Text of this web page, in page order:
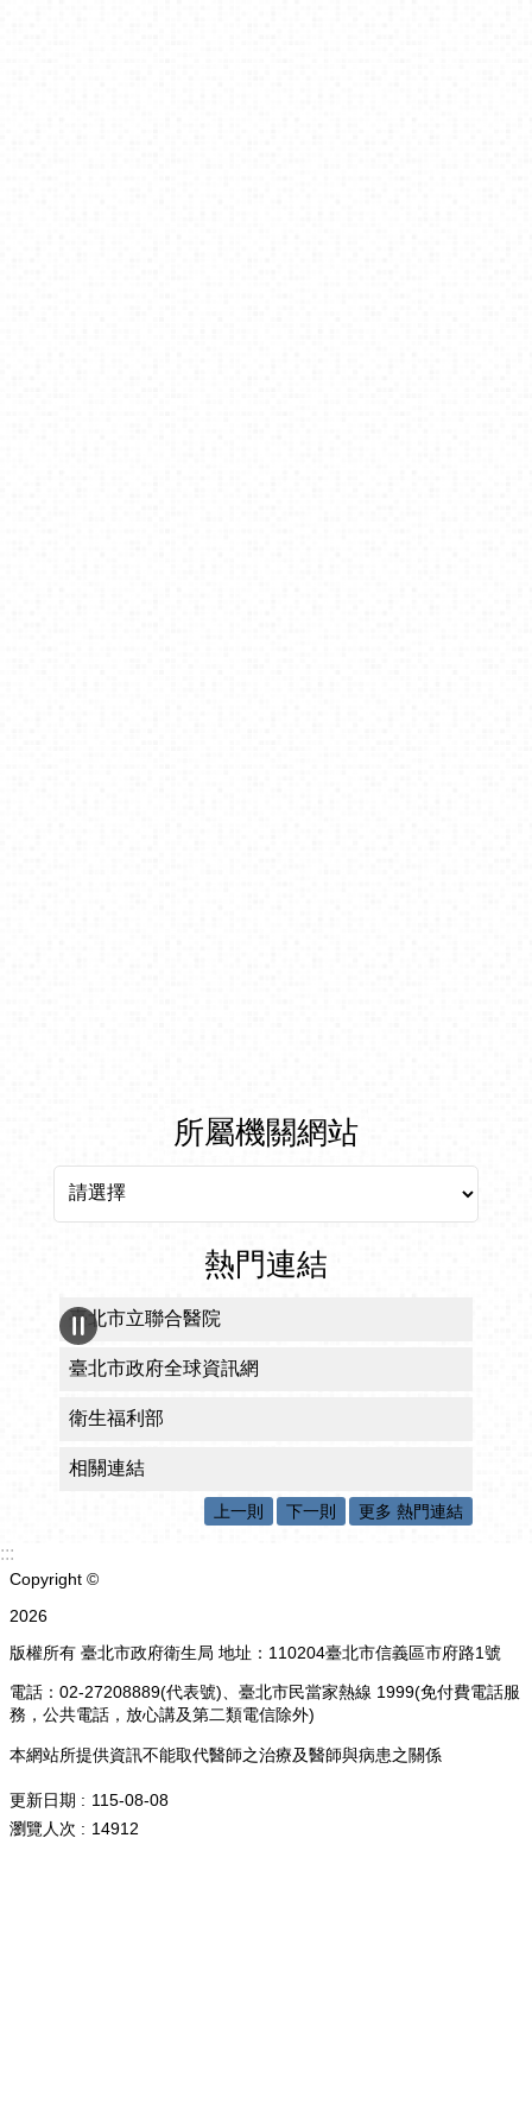
所屬機關網站
熱門連結
臺北市立聯合醫院
臺北市政府全球資訊網
衛生福利部
相關連結
上一則 下一則 更多 熱門連結
:::
Copyright ©
2026
版權所有 臺北市政府衛生局 地址：110204臺北市信義區市府路1號
電話：02-27208889(代表號)、臺北市民當家熱線 1999(免付費電話服
務，公共電話，放心講及第二類電信除外)
本網站所提供資訊不能取代醫師之治療及醫師與病患之關係
更新日期
115-08-08
瀏覽人次
14912